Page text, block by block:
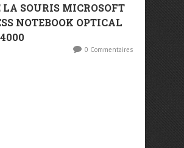
LA SOURIS MICROSOFT
NOTEBOOK OPTICAL
0 Commentaires